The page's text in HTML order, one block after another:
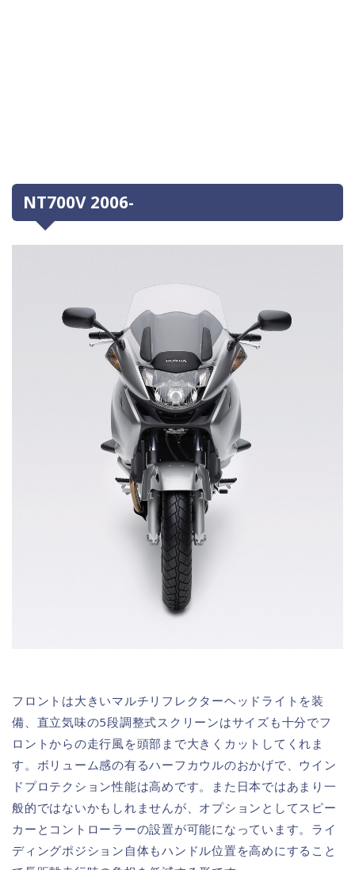
NT700V 2006-
フロントは大きいマルチリフレクターヘッドライトを装
備、直立気味の5段調整式スクリーンはサイズも十分でフ
ロントからの走行風を頭部まで大きくカットしてくれま
す。ボリューム感の有るハーフカウルのおかげで、ウイン
ドプロテクション性能は高めです。また日本ではあまり一
般的ではないかもしれませんが、オプションとしてスピー
カーとコントローラーの設置が可能になっています。ライ
ディングポジション自体もハンドル位置を高めにすること